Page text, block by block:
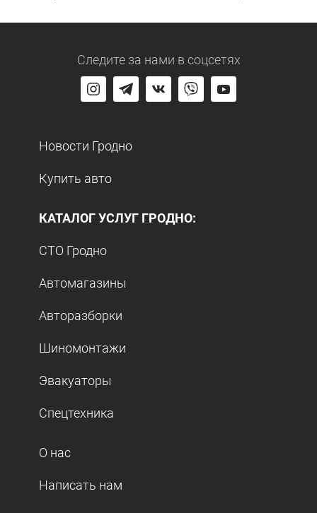
Следите за нами в соцсетях
Новости Гродно
Купить авто
КАТАЛОГ УСЛУГ ГРОДНО:
СТО Гродно
Автомагазины
Авторазборки
Шиномонтажи
Эвакуаторы
Спецтехника
О нас
Написать нам